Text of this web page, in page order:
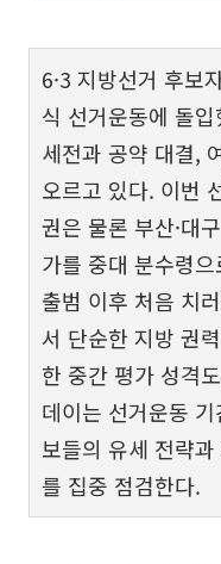
6·3 지방선거 후보
식 선거운동에 돌
세전과 공약 대결,
오르고 있다. 이번
권은 물론 부산·대
가를 중대 분수령
출범 이후 처음 치
서 단순한 지방 권
한 중간 평가 성격
데이는 선거운동
보들의 유세 전략
를 집중 점검한다.